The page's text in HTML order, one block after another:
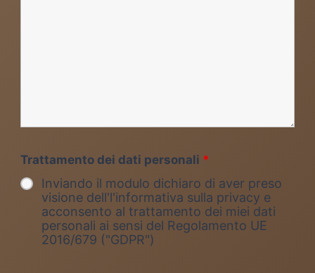
Trattamento dei dati personali *
Inviando il modulo dichiaro di aver preso
visione dell'l'informativa sulla privacy e
acconsento al trattamento dei miei dati
personali ai sensi del Regolamento UE
2016/679 ("GDPR")